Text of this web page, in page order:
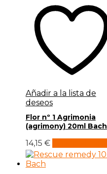
Añadir a la lista de
deseos
Flor nº 1 Agrimonia
(agrimony) 20ml Bach
14,15 €